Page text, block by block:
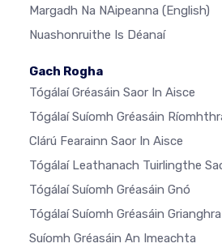
Margadh Na NAipeanna (English)
Nuashonruithe Is Déanaí
Gach Rogha
Tógálaí Gréasáin Saor In Aisce
Tógálaí Suíomh Gréasáin
Clárú Fearainn Saor In Aisce
Tógálaí Leathanach Tuirlingthe
Tógálaí Suíomh Gréasáin Gnó
Tógálaí Suíomh Gréasáin
Suíomh Gréasáin An Imeachta